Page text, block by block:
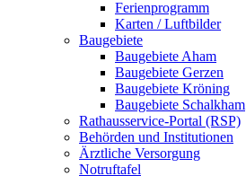
Ferienprogramm
Karten / Luftbilder
Baugebiete
Baugebiete Aham
Baugebiete Gerzen
Baugebiete Kröning
Baugebiete Schalkham
Rathausservice-Portal (RSP)
Behörden und Institutionen
Ärztliche Versorgung
Notruftafel